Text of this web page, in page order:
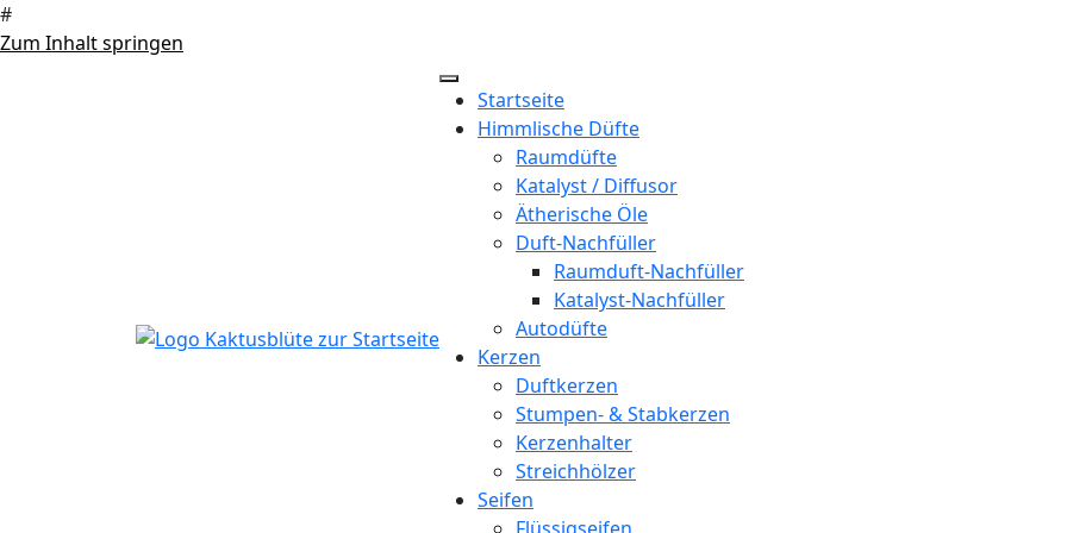
#
Zum Inhalt springen
Startseite
Himmlische Düfte
Raumdüfte
Katalyst / Diffusor
Ätherische Öle
Duft-Nachfüller
Raumduft-Nachfüller
Katalyst-Nachfüller
Autodüfte
Kerzen
Duftkerzen
Stumpen- & Stabkerzen
Kerzenhalter
Streichhölzer
Seifen